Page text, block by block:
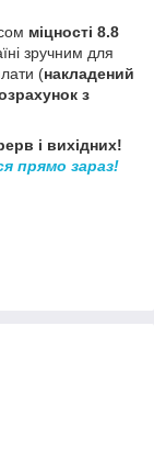
міцності 8.8
зручним для
(накладений
з
і вихідних!
прямо зараз!